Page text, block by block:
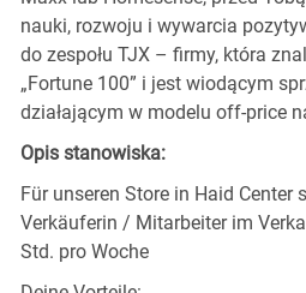
nauki, rozwoju i wywarcia
do zespołu TJX – firmy, która
„Fortune 100” i jest wiodącym
działającym w modelu off-price
Opis stanowiska:
Für unseren Store in Haid Center
Verkäuferin / Mitarbeiter im
Std. pro Woche